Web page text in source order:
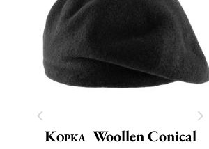
Kopka Woollen Conical